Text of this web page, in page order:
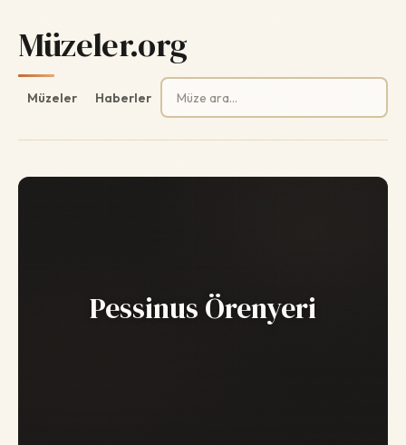
Müzeler.org
Müzeler Haberler
Arama:
Pessinus Örenyeri